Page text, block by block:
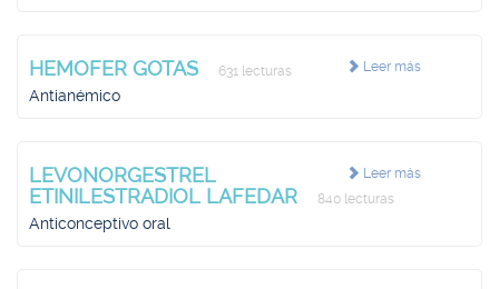
Leer más
HEMOFER GOTAS 631 lecturas
Antianémico
Leer más
LEVONORGESTREL
ETINILESTRADIOL LAFEDAR
840 lecturas
Anticonceptivo oral